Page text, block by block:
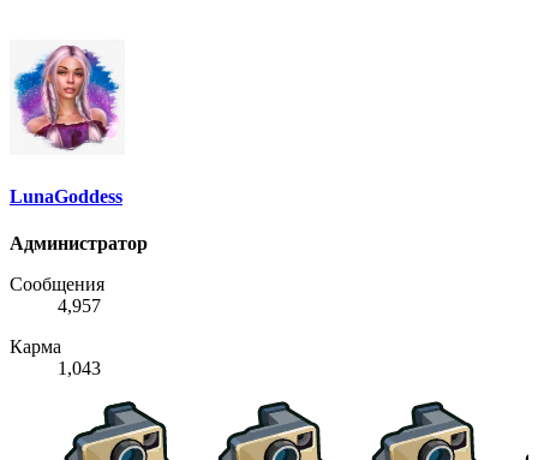
LunaGoddess
Администратор
Сообщения
4,957
Карма
1,043